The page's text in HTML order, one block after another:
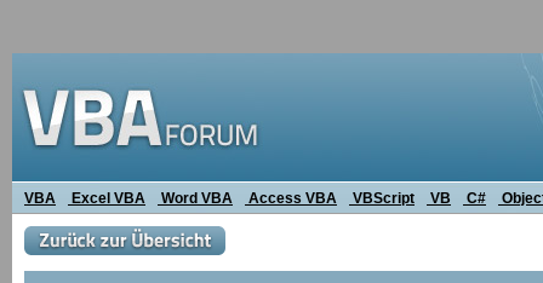
VBA Excel VBA Word VBA Access VBA VBScript VB C#